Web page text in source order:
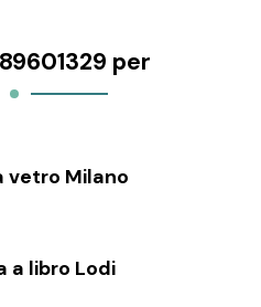
per
vetro Milano
a libro Lodi